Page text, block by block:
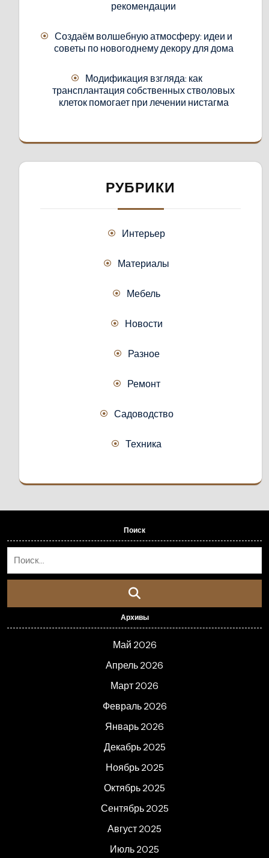
рекомендации
Создаём волшебную атмосферу: идеи и
советы по новогоднему декору для дома
Модификация взгляда: как
трансплантация собственных стволовых
клеток помогает при лечении нистагма
РУБРИКИ
Интерьер
Материалы
Мебель
Новости
Разное
Ремонт
Садоводство
Техника
Поиск
Архивы
Май 2026
Апрель 2026
Март 2026
Февраль 2026
Январь 2026
Декабрь 2025
Ноябрь 2025
Октябрь 2025
Сентябрь 2025
Август 2025
Июль 2025